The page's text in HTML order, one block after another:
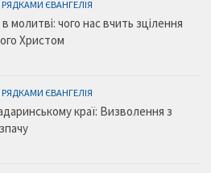
ЄВАНГЕЛІЯ
молитві: чого нас вчить зцілення
Христом
ЄВАНГЕЛІЯ
краї: Визволення з